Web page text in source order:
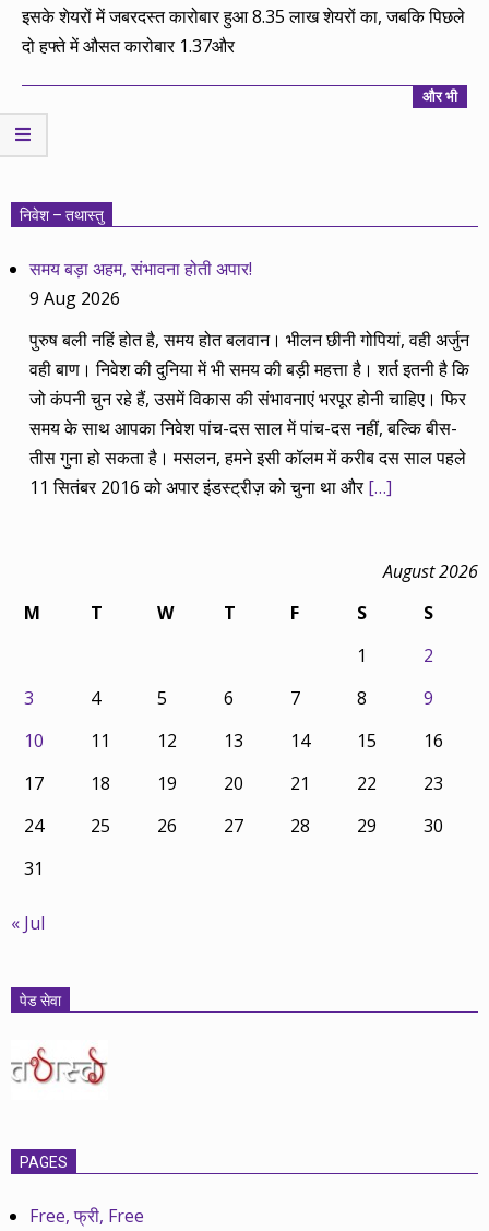
इसके शेयरों में जबरदस्त कारोबार हुआ 8.35 लाख शेयरों का, जबकि पिछले
दो हफ्ते में औसत कारोबार 1.37और
और भी
निवेश – तथास्तु
समय बड़ा अहम, संभावना होती अपार!
9 Aug 2026
पुरुष बली नहिं होत है, समय होत बलवान। भीलन छीनी गोपियां, वही अर्जुन
वही बाण। निवेश की दुनिया में भी समय की बड़ी महत्ता है। शर्त इतनी है कि
जो कंपनी चुन रहे हैं, उसमें विकास की संभावनाएं भरपूर होनी चाहिए। फिर
समय के साथ आपका निवेश पांच-दस साल में पांच-दस नहीं, बल्कि बीस-
तीस गुना हो सकता है। मसलन, हमने इसी कॉलम में करीब दस साल पहले
11 सितंबर 2016 को अपार इंडस्ट्रीज़ को चुना था और[…]
August 2026
M
T W T F S
S
1
2
3
4 5 6 7 8
9
10
11 12 13 14 15
16
17
18 19 20 21 22
23
24
25 26 27 28 29
30
31
« Jul
पेड सेवा
PAGES
Free, फ्री, Free